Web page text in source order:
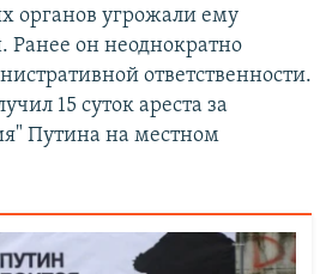
органов угрожали ему
он неоднократно
ответственности.
15 суток ареста за
Путина на местном